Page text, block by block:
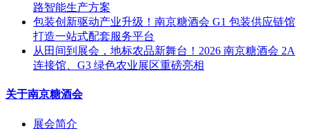
路智能生产方案
包装创新驱动产业升级！南京糖酒会 G1 包装供应链馆
打造一站式配套服务平台
从田间到展会，地标农品新舞台！2026 南京糖酒会 2A
连接馆、G3 绿色农业展区重磅亮相
关于南京糖酒会
展会简介